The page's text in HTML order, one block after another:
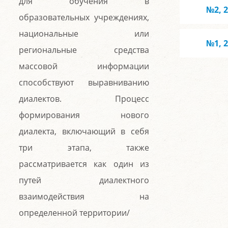
образовательных учреждениях,
национальные или
региональные средства
массовой информации
способствуют выравниванию
диалектов. Процесс
формирования нового
диалекта, включающий в себя
три этапа, также
рассматривается как один из
путей диалектного
взаимодействия на
определенной территории/
№2,
№1,